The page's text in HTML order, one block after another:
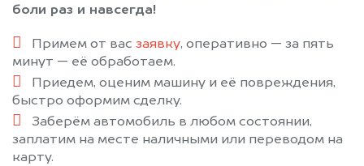
боли раз и навсегда!
Примем от вас заявку, оперативно — за пять
минут — её обработаем.
Приедем, оценим машину и её повреждения,
быстро оформим сделку.
Заберём автомобиль в любом состоянии,
заплатим на месте наличными или переводом на
карту.